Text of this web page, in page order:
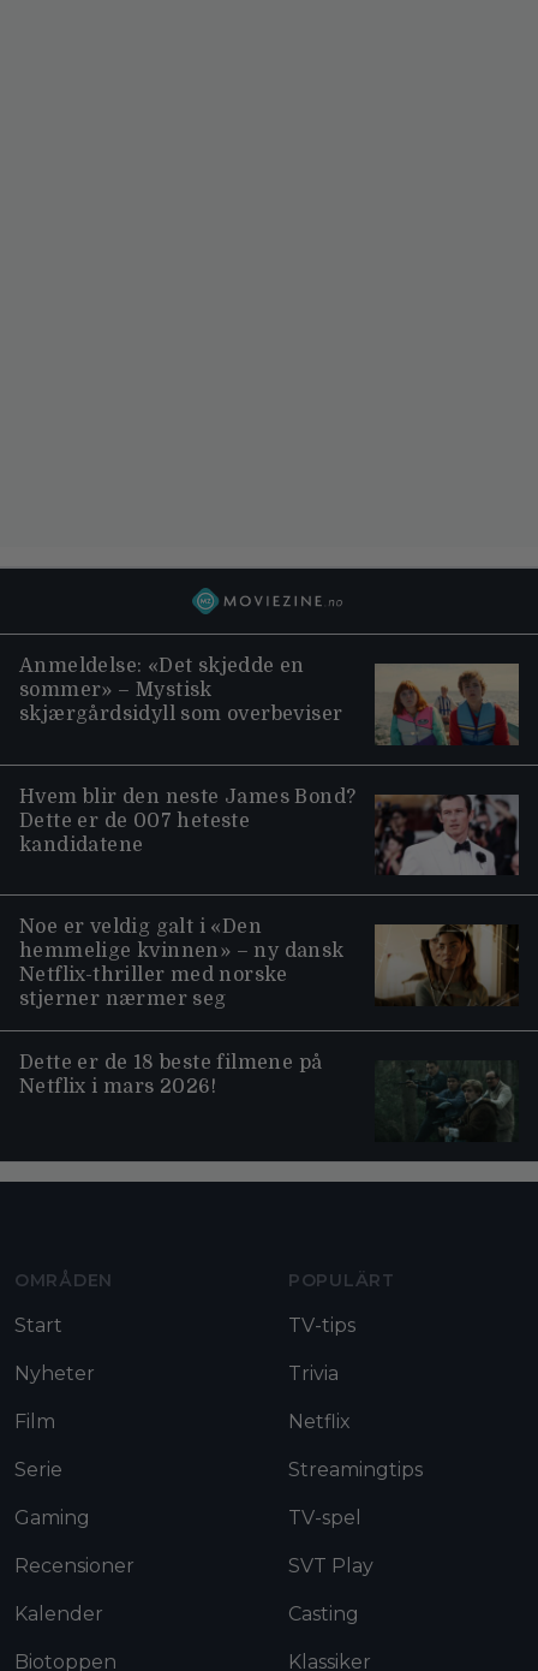
Anmeldelse: «Det skjedde en
sommer» – Mystisk
skjærgårdsidyll som overbeviser
Hvem blir den neste James Bond?
Dette er de 007 heteste
kandidatene
Noe er veldig galt i «Den
hemmelige kvinnen» – ny dansk
Netflix-thriller med norske
stjerner nærmer seg
Dette er de 18 beste filmene på
Netflix i mars 2026!
OMRÅDEN
Start
Nyheter
Film
Serie
Gaming
Recensioner
Kalender
Biotoppen
POPULÄRT
TV-tips
Trivia
Netflix
Streamingtips
TV-spel
SVT Play
Casting
Klassiker